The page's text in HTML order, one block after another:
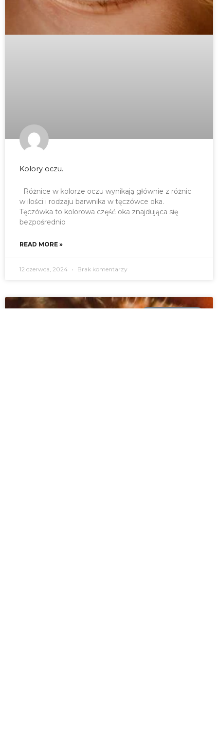
Kolory oczu.
Różnice w kolorze oczu wynikają głównie z różnic
w ilości i rodzaju barwnika w tęczówce oka.
Tęczówka to kolorowa część oka znajdująca się
bezpośrednio
READ MORE »
12 czerwca, 2024 Brak komentarzy